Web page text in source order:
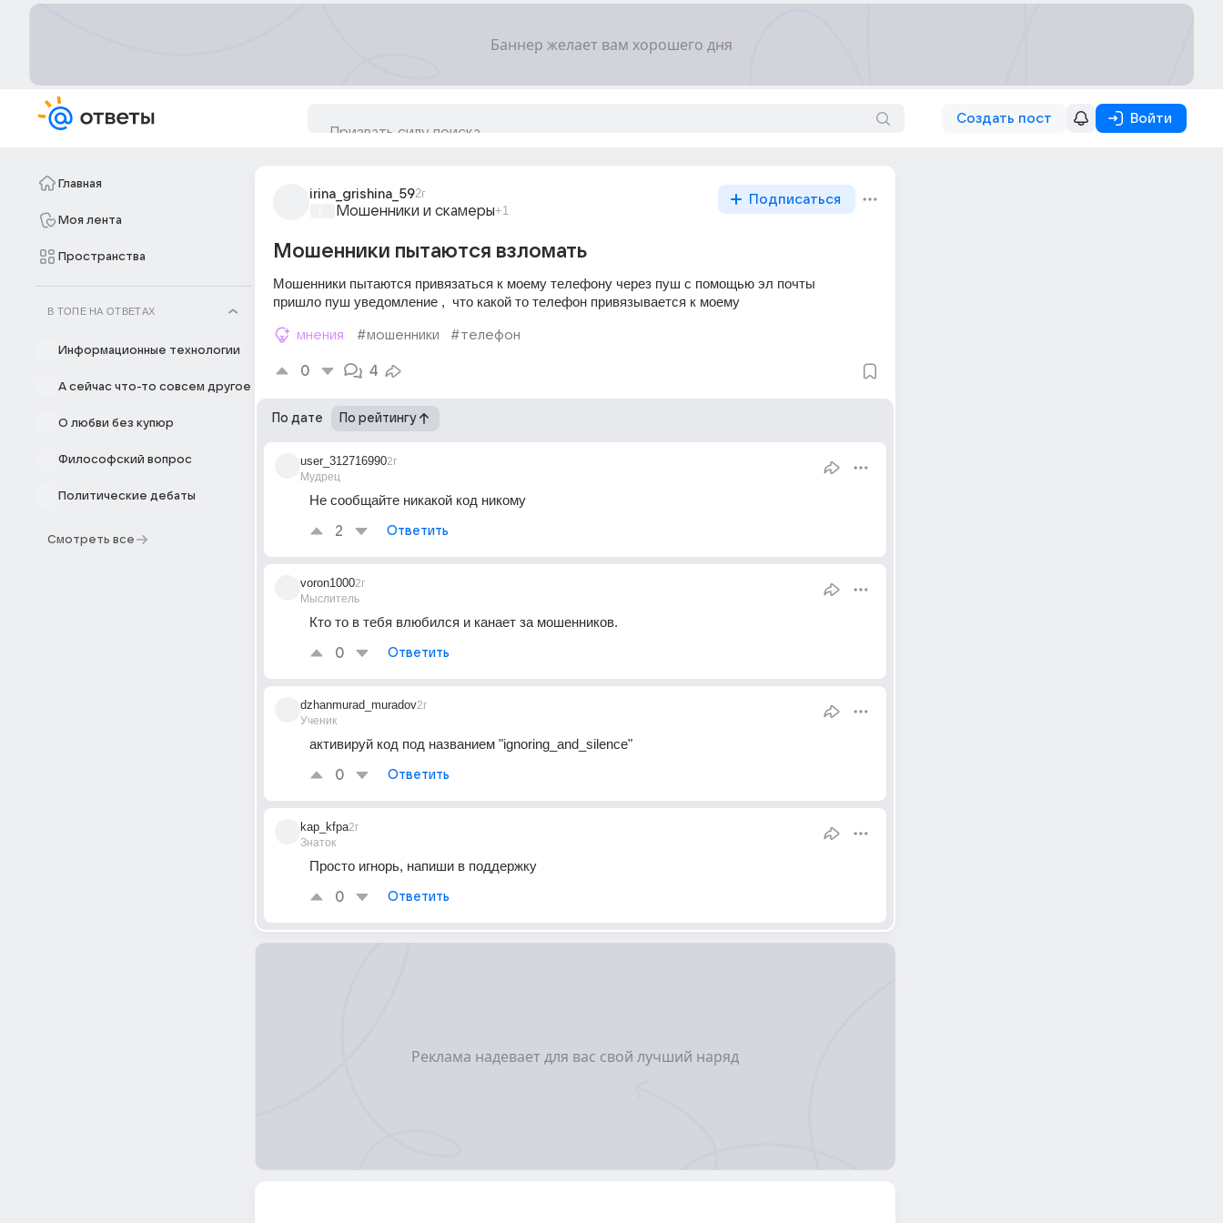
Создать пост Войти
Главная
Моя лента
Пространства
В ТОПЕ НА ОТВЕТАХ
Информационные технологии
А сейчас что-то совсем другое
О любви без купюр
Философский вопрос
Политические дебаты
Смотреть все
irina_grishina_592г
Мошенники и скамеры+1
Подписаться
Мошенники пытаются взломать
Мошенники пытаются привязаться к моему телефону через пуш с помощью эл почты
пришло пуш уведомление ,  что какой то телефон привязывается к моему
мнения #мошенники #телефон
0 4
По дате По рейтингу
user_312716990
Мудрец
2г
Не сообщайте никакой код никому
2 Ответить
voron1000
Мыслитель
2г
Кто то в тебя влюбился и канает за мошенников.
0 Ответить
dzhanmurad_muradov
Ученик
2г
активируй код под названием "ignoring_and_silence"
0 Ответить
kap_kfpa
Знаток
2г
Просто игнорь, напиши в поддержку
0 Ответить